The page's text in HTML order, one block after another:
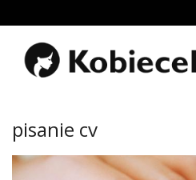
Uroda
Miłość
&
pisanie cv